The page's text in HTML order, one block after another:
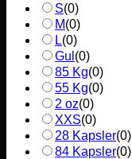
S(0)
M(0)
L(0)
Gul (0)
85 Kg(0)
55 Kg(0)
2 oz(0)
XXS(0)
28 Kapsler(0)
84 Kapsler(0)